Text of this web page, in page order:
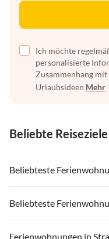
Ich möchte
personalisierte
Zusammenhang
Urlaubsideen Mehr
Beliebte
Beliebteste
Ferienwohnungen in Schweiz
Ferienwohnungen in Wallis
Beliebteste
Ferienwohnungen in Schweiz
Ferienwohnungen in